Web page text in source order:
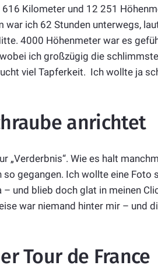
Kilometer und 12 251
war ich 62 Stunden unterwegs,
4000 Höhenmeter war es
ich großzügig die
viel Tapferkeit. Ich wollte ja
anrichtet
„Verderbnis“. Wie es halt
so gegangen. Ich wollte eine Foto
und blieb doch glat in meinen
war niemand hinter mir – und
Tour de France